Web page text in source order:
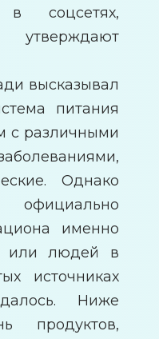
в соцсетях,
высказывал
питания
с различными
Однако
именно
или людей в
источниках
Ниже
продуктов,